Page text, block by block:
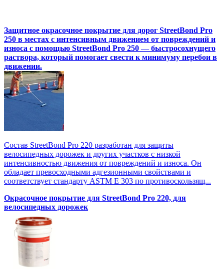
Защитное окрасочное покрытие для дорог StreetBond Pro
250 в местах с интенсивным движением от повреждений и
износа с помощью StreetBond Pro 250 — быстросохнущего
раствора, который помогает свести к минимуму перебои в
движении.
Состав StreetBond Pro 220 разработан для защиты
велосипедных дорожек и других участков с низкой
интенсивностью движения от повреждений и износа. Он
обладает превосходными адгезионными свойствами и
соответствует стандарту ASTM E 303 по противоскользящ...
Окрасочное покрытие для StreetBond Pro 220, для
велосипедных дорожек